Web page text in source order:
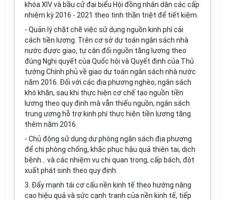
khóa XIV và bầu cử đại biểu Hội đồng nhân dân các cấp
nhiệm kỳ 2016 - 2021 theo tinh thần triệt để tiết kiệm.
- Quản lý chặt chẽ việc sử dụng nguồn kinh phí cải
cách tiền lương. Trên cơ sở dự toán ngân sách nhà
nước được giao, tự cân đối nguồn tăng lương theo
đúng Nghị quyết của Quốc hội và Quyết định của Thủ
tướng Chính phủ về giao dự toán ngân sách nhà nước
năm 2016. Đối với các địa phương nghèo, ngân sách
khó khăn, sau khi thực hiện cơ chế tạo nguồn tiền
lương theo quy định mà vẫn thiếu nguồn, ngân sách
trung ương hỗ trợ kinh phí thực hiện tiền lương tăng
thêm năm 2016.
- Chủ động sử dụng dự phòng ngân sách địa phương
để chi phòng chống, khắc phục hậu quả thiên tai, dịch
bệnh... và các nhiệm vụ chi quan trọng, cấp bách, đột
xuất phát sinh theo quy định.
3. Đẩy mạnh tái cơ cấu nền kinh tế theo hướng nâng
cao hiệu quả và sức cạnh tranh của nền kinh tế, tiếp